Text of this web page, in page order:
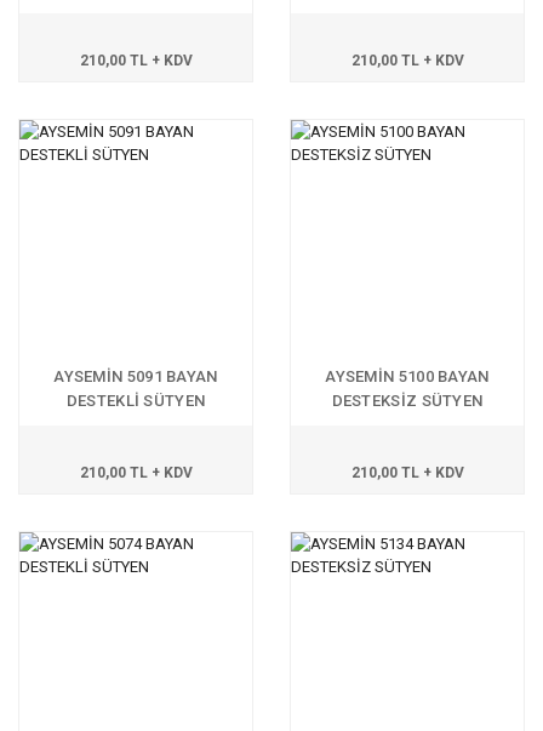
210,00 TL + KDV 210,00 TL + KDV
AYSEMİN 5091 BAYAN
DESTEKLİ SÜTYEN
210,00 TL + KDV
AYSEMİN 5100 BAYAN
DESTEKSİZ SÜTYEN
210,00 TL + KDV